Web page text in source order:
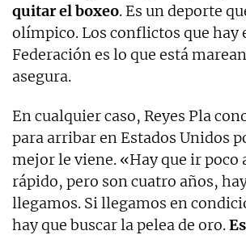
quitar el boxeo. Es un deporte
olímpico. Los conflictos que hay
Federación es lo que está
asegura.
En cualquier caso, Reyes Pla
para arribar en Estados Unidos
mejor le viene. «Hay que ir poco
rápido, pero son cuatro años,
llegamos. Si llegamos en
hay que buscar la pelea de oro.